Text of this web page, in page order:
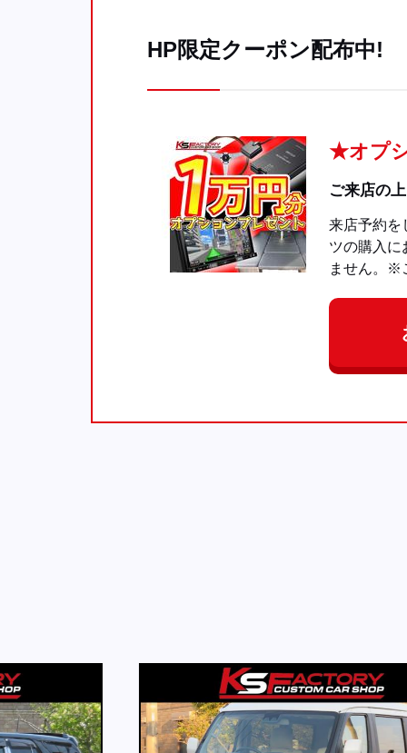
HP限定クーポン配布中!
★オプ
ご来店の
来店予約を
ツの購入に
ません。※